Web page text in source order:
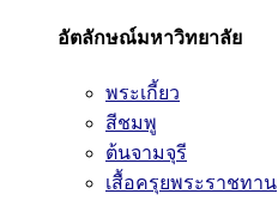
อัตลักษณ์มหาวิทยาลัย
พระเกี้ยว
สีชมพู
ต้นจามจุรี
เสื้อครุยพระราชทาน